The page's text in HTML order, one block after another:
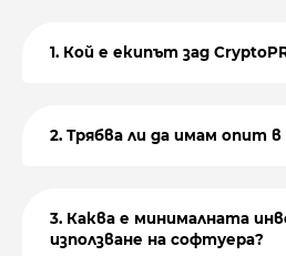
1. Кой е екипът зад
2. Трябва ли да имам опит
3. Каква е минималната
използване на софтуера?